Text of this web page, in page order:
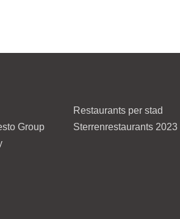
Group
Restaurants per stad
Sterrenrestaurants 2023